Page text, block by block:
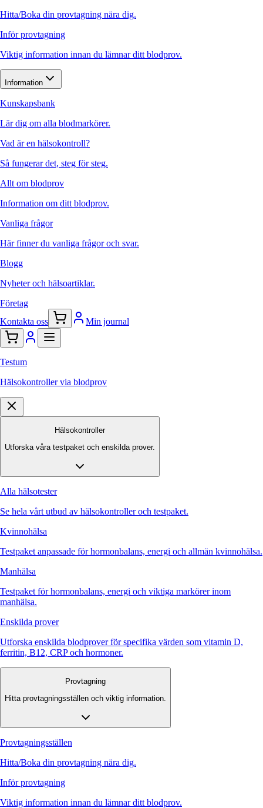
Hitta/Boka din provtagning nära dig.
Inför provtagning
Viktig information innan du lämnar ditt blodprov.
Information
Kunskapsbank
Lär dig om alla blodmarkörer.
Vad är en hälsokontroll?
Så fungerar det, steg för steg.
Allt om blodprov
Information om ditt blodprov.
Vanliga frågor
Här finner du vanliga frågor och svar.
Blogg
Nyheter och hälsoartiklar.
Företag
Kontakta oss
Min journal
Testum
Hälsokontroller via blodprov
Hälsokontroller
Utforska våra testpaket och enskilda prover.
Alla hälsotester
Se hela vårt utbud av hälsokontroller och testpaket.
Kvinnohälsa
Testpaket anpassade för hormonbalans, energi och allmän kvinnohälsa.
Manhälsa
Testpaket för hormonbalans, energi och viktiga markörer inom
manhälsa.
Enskilda prover
Utforska enskilda blodprover för specifika värden som vitamin D,
ferritin, B12, CRP och hormoner.
Provtagning
Hitta provtagningsställen och viktig information.
Provtagningsställen
Hitta/Boka din provtagning nära dig.
Inför provtagning
Viktig information innan du lämnar ditt blodprov.